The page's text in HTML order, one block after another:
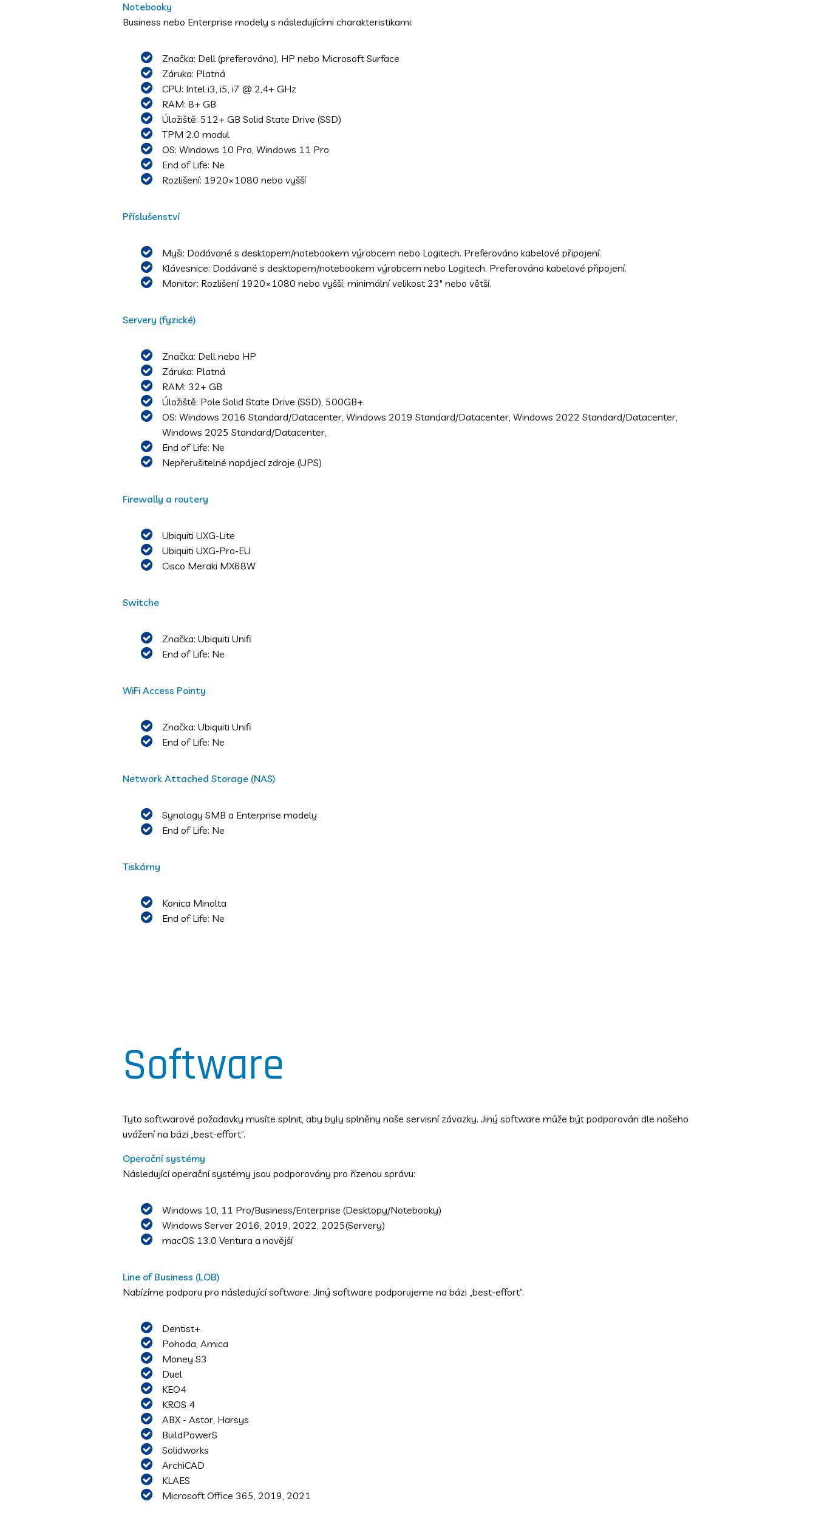
Notebooky
Business nebo Enterprise modely s následujícími charakteristikami:
Značka: Dell (preferováno), HP nebo Microsoft Surface
Záruka: Platná
CPU: Intel i3, i5, i7 @ 2,4+ GHz
RAM: 8+ GB
Úložiště: 512+ GB Solid State Drive (SSD)
TPM 2.0 modul
OS: Windows 10 Pro, Windows 11 Pro
End of Life: Ne
Rozlišení: 1920×1080 nebo vyšší
Příslušenství
Myši: Dodávané s desktopem/notebookem výrobcem nebo Logitech. Preferováno kabelové připojení.
Klávesnice: Dodávané s desktopem/notebookem výrobcem nebo Logitech. Preferováno kabelové připojení.
Monitor: Rozlišení 1920×1080 nebo vyšší, minimální velikost 23" nebo větší.
Servery (fyzické)
Značka: Dell nebo HP
Záruka: Platná
RAM: 32+ GB
Úložiště: Pole Solid State Drive (SSD), 500GB+
OS: Windows 2016 Standard/Datacenter, Windows 2019 Standard/Datacenter, Windows 2022 Standard/Datacenter,
Windows 2025 Standard/Datacenter,
End of Life: Ne
Nepřerušitelné napájecí zdroje (UPS)
Firewally a routery
Ubiquiti UXG-Lite
Ubiquiti UXG-Pro-EU
Cisco Meraki MX68W
Switche
Značka: Ubiquiti Unifi
End of Life: Ne
WiFi Access Pointy
Značka: Ubiquiti Unifi
End of Life: Ne
Network Attached Storage (NAS)
Synology SMB a Enterprise modely
End of Life: Ne
Tiskárny
Konica Minolta
End of Life: Ne
Software
Tyto softwarové požadavky musíte splnit, aby byly splněny naše servisní závazky. Jiný software může být podporován dle našeho
uvážení na bázi „best-effort“.
Operační systémy
Následující operační systémy jsou podporovány pro řízenou správu:
Windows 10, 11 Pro/Business/Enterprise (Desktopy/Notebooky)
Windows Server 2016, 2019, 2022, 2025(Servery)
macOS 13.0 Ventura a novější
Line of Business (LOB)
Nabízíme podporu pro následující software. Jiný software podporujeme na bázi „best-effort“.
Dentist+
Pohoda, Amica
Money S3
Duel
KEO4
KROS 4
ABX - Astor, Harsys
BuildPowerS
Solidworks
ArchiCAD
KLAES
Microsoft Office 365, 2019, 2021